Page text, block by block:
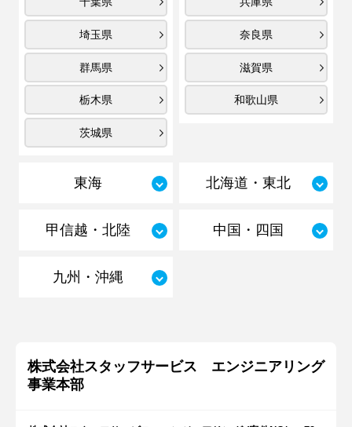
埼玉県
群馬県
栃木県
茨城県
奈良県
滋賀県
和歌山県
東海 北海道・東北
甲信越・北陸 中国・四国
九州・沖縄
株式会社スタッフサービス エンジニアリング
事業本部